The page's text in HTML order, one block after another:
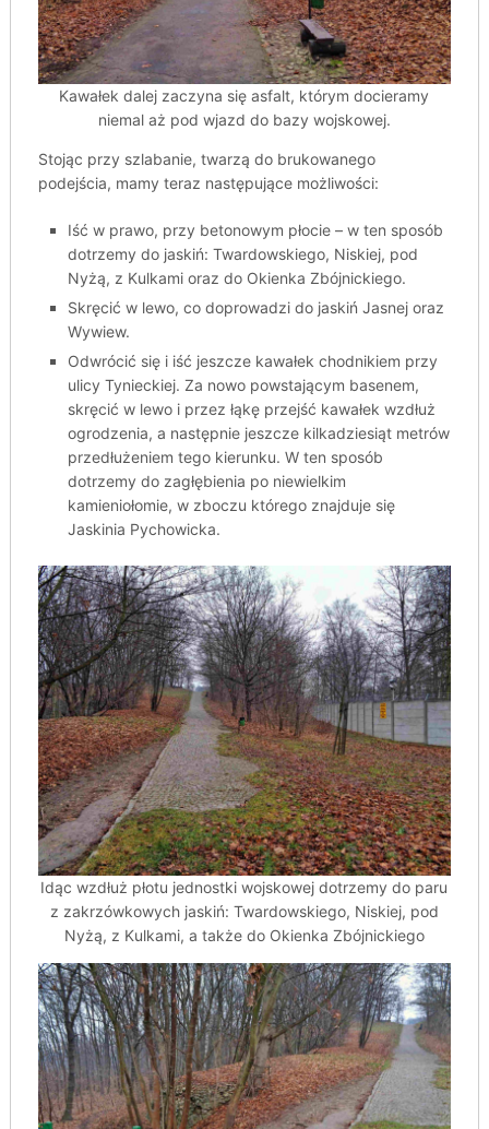
Kawałek dalej zaczyna się asfalt, którym docieramy
niemal aż pod wjazd do bazy wojskowej.
Stojąc przy szlabanie, twarzą do brukowanego
podejścia, mamy teraz następujące możliwości:
Iść w prawo, przy betonowym płocie – w ten sposób
dotrzemy do jaskiń: Twardowskiego, Niskiej, pod
Nyżą, z Kulkami oraz do Okienka Zbójnickiego.
Skręcić w lewo, co doprowadzi do jaskiń Jasnej oraz
Wywiew.
Odwrócić się i iść jeszcze kawałek chodnikiem przy
ulicy Tynieckiej. Za nowo powstającym basenem,
skręcić w lewo i przez łąkę przejść kawałek wzdłuż
ogrodzenia, a następnie jeszcze kilkadziesiąt metrów
przedłużeniem tego kierunku. W ten sposób
dotrzemy do zagłębienia po niewielkim
kamieniołomie, w zboczu którego znajduje się
Jaskinia Pychowicka.
Idąc wzdłuż płotu jednostki wojskowej dotrzemy do paru
z zakrzówkowych jaskiń: Twardowskiego, Niskiej, pod
Nyżą, z Kulkami, a także do Okienka Zbójnickiego